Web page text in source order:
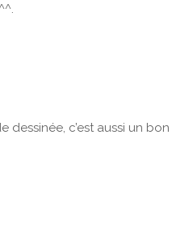
dessinée, c’est aussi un bon